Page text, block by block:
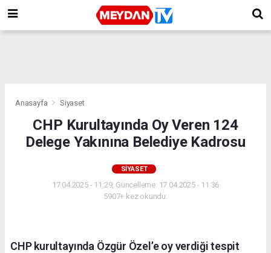
Anasayfa Siyaset
CHP Kurultayında Oy Veren 124
Delege Yakınına Belediye Kadrosu
SIYASET
17.04.2025 - 11:29, Güncelleme: 17.04.2025 - 11:36
5907+ kez okundu.
CHP kurultayında Özgür Özel’e oy verdiği tespit